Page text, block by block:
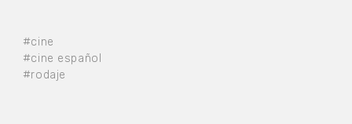
#cine
#cine español
#rodaje